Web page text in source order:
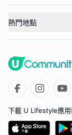
熱門地點
下載 U Lifestyle應用